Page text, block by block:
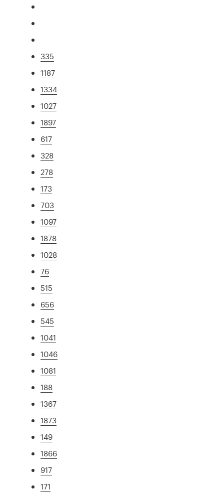
335
1187
1334
1027
1897
617
328
278
173
703
1097
1878
1028
76
515
656
545
1041
1046
1081
188
1367
1873
149
1866
917
171